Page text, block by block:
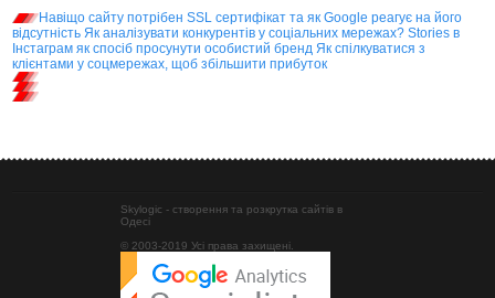
Навіщо сайту потрібен SSL сертифікат та як Google реагує на його
відсутністьЯк аналізувати конкурентів у соціальних мережах?Stories в
Інстаграм як спосіб просунути особистий брендЯк спілкуватися з
клієнтами у соцмережах, щоб збільшити прибуток
Skylogic - створення та розкрутка сайтів в
Одесі
© 2003-2019 Усі права захищені.